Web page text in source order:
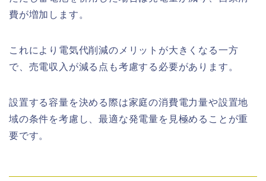
費が増加します。
これにより電気代削減のメリットが大きくなる一方
で、売電収入が減る点も考慮する必要があります。
設置する容量を決める際は家庭の消費電力量や設置地
域の条件を考慮し、最適な発電量を見極めることが重
要です。